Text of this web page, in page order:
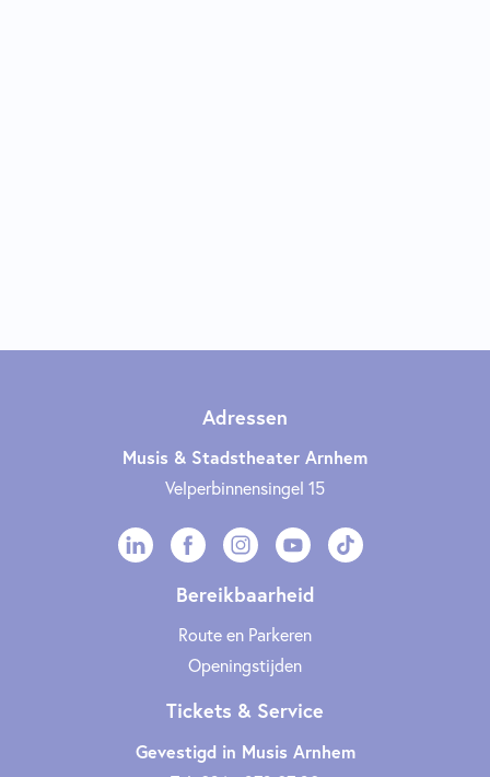
Adressen
Musis & Stadstheater Arnhem
Velperbinnensingel 15
Bereikbaarheid
Route en Parkeren
Openingstijden
Tickets & Service
Gevestigd in Musis Arnhem